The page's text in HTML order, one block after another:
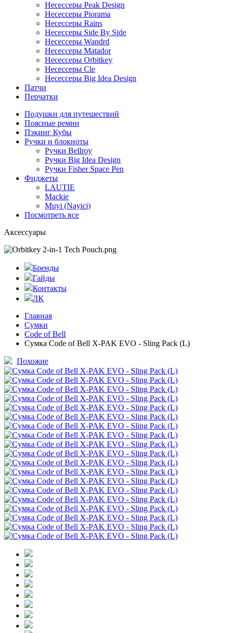
Несессеры Peak Design
Несессеры Piorama
Несессеры Rains
Несессеры Side By Side
Несессеры Wandrd
Несессеры Matador
Несессеры Orbitkey
Несессеры Cle
Несессеры Big Idea Design
Патчи
Перчатки
Подушки для путешествий
Поясные ремни
Пэкинг Кубы
Ручки и блокноты
Ручки Bellroy
Ручки Big Idea Design
Ручки Fisher Space Pen
Фиджеты
LAUTIE
Mackie
Muyi (Nayici)
Посмотреть все
Аксессуары
Бренды
Гайды
Контакты
ЛК
Главная
Сумки
Code of Bell
Сумка Code of Bell X-PAK EVO - Sling Pack (L)
Похожие